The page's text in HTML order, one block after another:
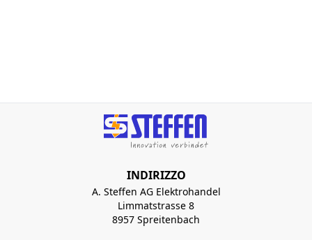
INDIRIZZO
A. Steffen AG Elektrohandel
Limmatstrasse 8
8957 Spreitenbach